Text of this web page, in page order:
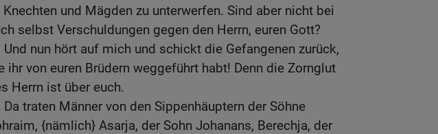
Knechten und Mägden zu unterwerfen. Sind aber nicht bei
selbst Verschuldungen gegen den Herrn, euren Gott?
Und nun hört auf mich und schickt die Gefangenen zurück,
ihr von euren Brüdern weggeführt habt! Denn die Zornglut
Herrn ist über euch.
Da traten Männer von den Sippenhäuptern der Söhne
{nämlich} Asarja, der Sohn Johanans, Berechja, der